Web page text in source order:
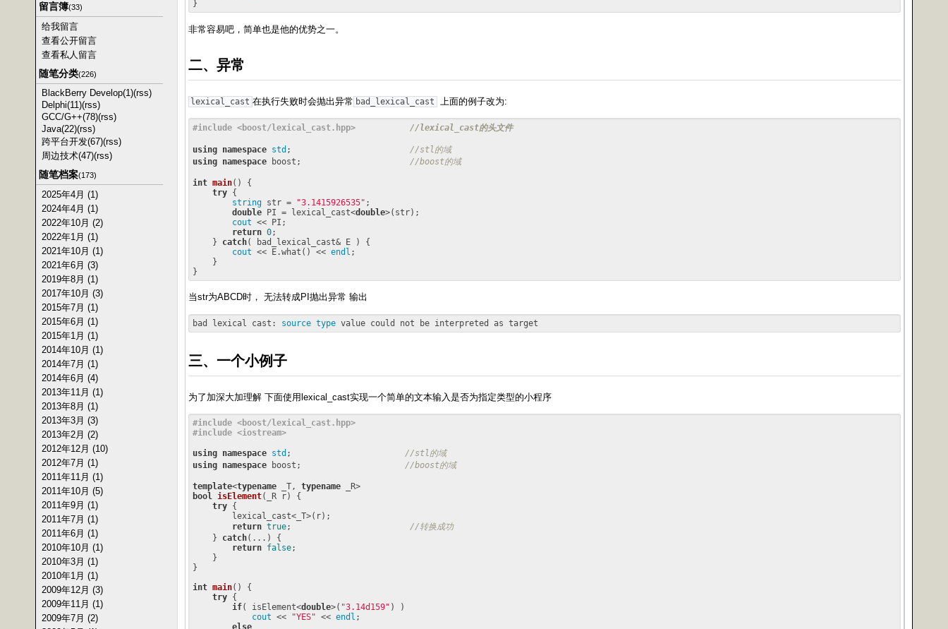
留言簿(33)
给我留言
查看公开留言
查看私人留言
随笔分类(226)
BlackBerry Develop(1)(rss)
Delphi(11)(rss)
GCC/G++(78)(rss)
Java(22)(rss)
跨平台开发(67)(rss)
周边技术(47)(rss)
随笔档案(173)
2025年4月 (1)
2024年4月 (1)
2022年10月 (2)
2022年1月 (1)
2021年10月 (1)
2021年6月 (3)
2019年8月 (1)
2017年10月 (3)
2015年7月 (1)
2015年6月 (1)
2015年1月 (1)
2014年10月 (1)
2014年7月 (1)
2014年6月 (4)
2013年11月 (1)
2013年8月 (1)
2013年3月 (3)
2013年2月 (2)
2012年12月 (10)
2012年7月 (1)
2011年11月 (1)
2011年10月 (5)
2011年9月 (1)
2011年7月 (1)
2011年6月 (1)
2010年10月 (1)
2010年3月 (1)
2010年1月 (1)
2009年12月 (3)
2009年11月 (1)
2009年7月 (2)
非常容易吧，简单也是他的优势之一。
二、异常
lexical_cast 在执行失败时会抛出异常 bad_lexical_cast 上面的例子改为:
#include <boost/lexical_cast.hpp> //lexical_cast的头文件
using namespace std ; //stl的域
using namespace boost; //boost的域
int main()
{
try {
string str = "3.1415926535" ;
double PI = lexical_cast<double>(str);
cout << PI;
return 0;
    }
catch( bad_lexical_cast& E ) {
cout << E.what() << endl ;
    }
当str为ABCD时， 无法转成PI抛出异常 输出
bad lexical cast: source type
三、一个小例子
为了加深大加理解 下面使用lexical_cast实现一个简单的文本输入是否为指定类型的小程序
#include <boost/lexical_cast.hpp>
#include <iostream>
using namespace std ; //stl的域
using namespace boost; //boost的域
template<typename _T, typename
bool isElement(_R r)
{
try {
        lexical_cast<_T>(r);
return true; //转换成功
    }
catch(...) {
return false;
    }
}
int main()
{
try {
if( isElement<double>( "3.14d159" ) )
cout << "YES" << endl ;
else